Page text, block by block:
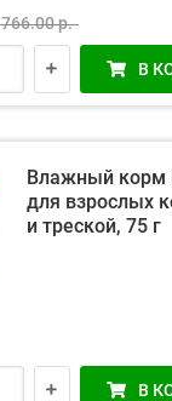
766.00 р.
В
Влажный корм
для взрослых
и треской, 75 г
В